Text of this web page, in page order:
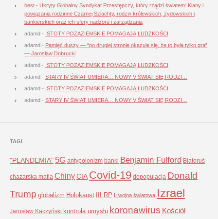
best - Ukryty Globalny Syndykat Przestępczy, który rządzi światem: Klany i
powiązania rodzinne Czarnej Szlachty, rodzin królewskich, żydowskich i
bankierskich oraz ich sfery nadzoru i zarządzania
adamd - ISTOTY POZAZIEMSKIE POMAGAJĄ LUDZKOŚCI
adamd - Pamięć duszy — “po drugiej stronie okazuje się, że to była tylko gra”
— Jarosław Dobrucki
adamd - ISTOTY POZAZIEMSKIE POMAGAJĄ LUDZKOŚCI
adamd - STARY IV ŚWIAT UMIERA… NOWY V ŚWIAT SIĘ RODZI…
adamd - ISTOTY POZAZIEMSKIE POMAGAJĄ LUDZKOŚCI
adamd - STARY IV ŚWIAT UMIERA… NOWY V ŚWIAT SIĘ RODZI…
TAGI
"PLANDEMIA" 5G antypolonizm banki Benjamin Fulford Białoruś
chazarska mafia ChinyCIA Covid-19 depopulacja Donald
Trump globalizm Holokaust III RP II wojna światowa Izrael
Jarosław Kaczyński kontrola umysłu koronawirus Kościół